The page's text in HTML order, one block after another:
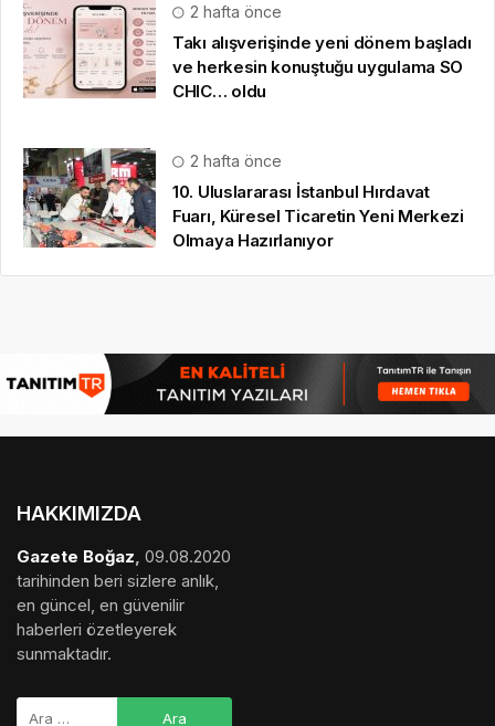
2 hafta önce
Takı alışverişinde yeni dönem başladı
ve herkesin konuştuğu uygulama SO
CHIC… oldu
2 hafta önce
10. Uluslararası İstanbul Hırdavat
Fuarı, Küresel Ticaretin Yeni Merkezi
Olmaya Hazırlanıyor
HAKKIMIZDA
Gazete Boğaz, 09.08.2020
tarihinden beri sizlere anlık,
en güncel, en güvenilir
haberleri özetleyerek
sunmaktadır.